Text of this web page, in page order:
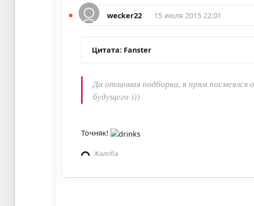
wecker22 15 июля 2015 22:01
Цитата: Fanster
Да отличная подборка, я прям
будущего )))
Точняк!
Жалоба